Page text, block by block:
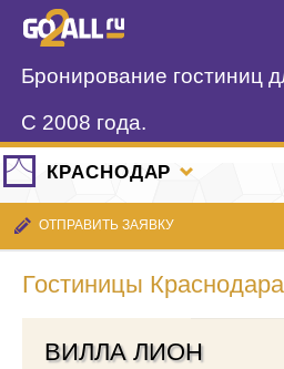
Бронирование гостиниц
С 2008 года.
КРАСНОДАР
ОТПРАВИТЬ ЗАЯВКУ
Гостиницы Краснодара
ВИЛЛА ЛИОН